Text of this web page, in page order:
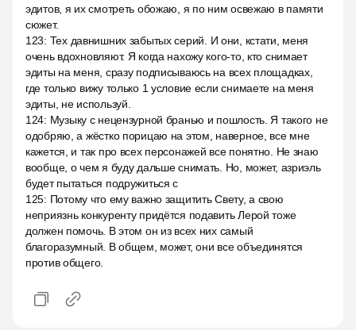
эдитов, я их смотреть обожаю, я по ним освежаю в памяти
сюжет.
123: Тех давнишних забытых серий. И они, кстати, меня
очень вдохновляют. Я когда нахожу кого-то, кто снимает
эдиты на меня, сразу подписываюсь на всех площадках,
где только вижу только 1 условие если снимаете на меня
эдиты, не используй.
124: Музыку с нецензурной бранью и пошлость. Я такого не
одобряю, а жёстко порицаю на этом, наверное, все мне
кажется, и так про всех персонажей все понятно. Не знаю
вообще, о чем я буду дальше снимать. Но, может, азриэль
будет пытаться подружиться с
125: Потому что ему важно защитить Свету, а свою
неприязнь конкуренту придётся подавить Лерой тоже
должен помочь. В этом он из всех них самый
благоразумный. В общем, может, они все объединятся
против общего.